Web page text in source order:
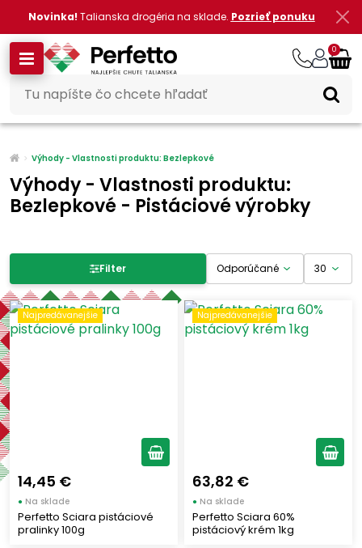
Novinka! Talianska drogéria na sklade. Pozrieť ponuku
0
Výhody - Vlastnosti produktu: Bezlepkové
Výhody - Vlastnosti produktu:
Bezlepkové - Pistáciové výrobky
Filter produktov
Cena
SORRENTINO GIOVANNI
ROSSANA(1)
GOLFERA
Filter
Najpredávanejšie
14,45 €
● Na sklade
Perfetto Sciara pistáciové
pralinky 100g
Najpredávanejšie
63,82 €
● Na sklade
Perfetto Sciara 60%
pistáciový krém 1kg